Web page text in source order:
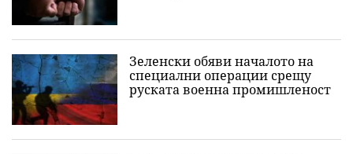
Зеленски обяви началото на
специални операции срещу
руската военна промишленост